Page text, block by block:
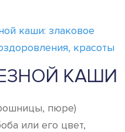
каши: злаковое
красоты
КАШИ
пюре)
или его цвет,